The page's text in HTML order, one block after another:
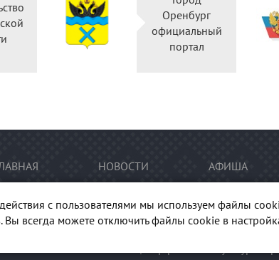
Оренбург
официальный
портал
с пользователями мы используем файлы
всегда можете отключить файлы cookie в
НОВОСТИ АФИША